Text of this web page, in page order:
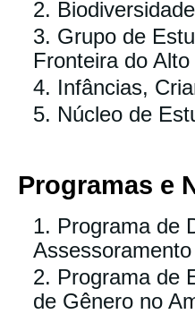
Grupo de
Fronteira do
Infâncias,
Núcleo de
Programas e
Programa de
Programa de
de Gênero no